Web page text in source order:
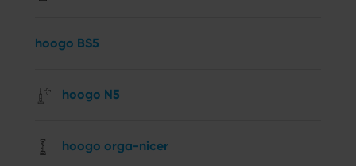
hoogo BS5
hoogo N5
hoogo orga-nicer